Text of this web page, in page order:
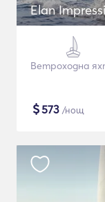
Elan
Ветроходна
$573 /нощ